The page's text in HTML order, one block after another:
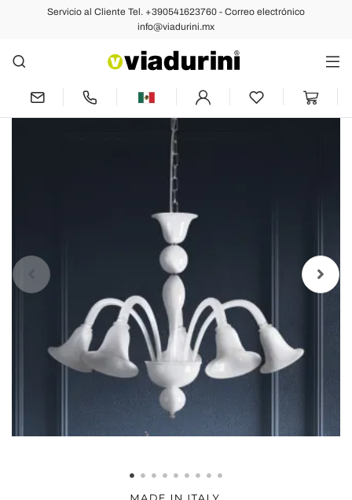
Servicio al Cliente Tel. +390541623760 - Correo electrónico
info@viadurini.mx
Anterior Siguiente
Araña artesanal clásica de vidrio
veneciano blanco soplado - Elsa